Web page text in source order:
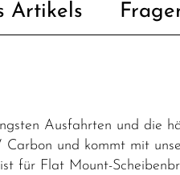
Artikels
Ausfahrten und die
und kommt mit
für Flat Mount-